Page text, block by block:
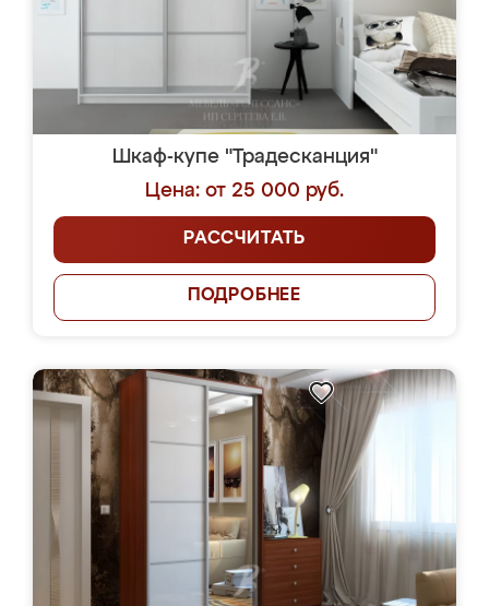
Шкаф-купе "Традесканция"
Цена: от 25 000 руб.
РАССЧИТАТЬ
ПОДРОБНЕЕ